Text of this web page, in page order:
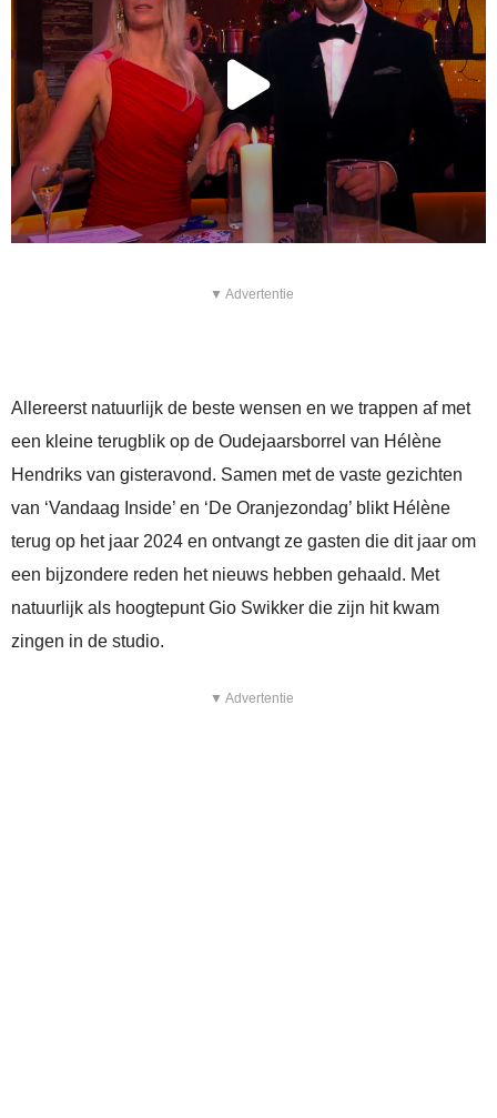
▼ Advertentie
Allereerst natuurlijk de beste wensen en we trappen af met
een kleine terugblik op de Oudejaarsborrel van Hélène
Hendriks van gisteravond. Samen met de vaste gezichten
van ‘Vandaag Inside’ en ‘De Oranjezondag’ blikt Hélène
terug op het jaar 2024 en ontvangt ze gasten die dit jaar om
een bijzondere reden het nieuws hebben gehaald. Met
natuurlijk als hoogtepunt Gio Swikker die zijn hit kwam
zingen in de studio.
▼ Advertentie